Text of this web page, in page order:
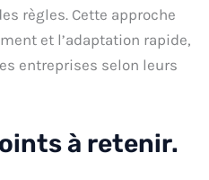
règles. Cette approche
et l’adaptation rapide,
entreprises selon leurs
à retenir.